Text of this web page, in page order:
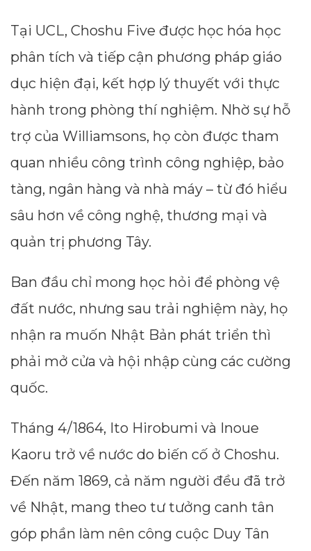
Tại UCL, Choshu Five được học hóa học
phân tích và tiếp cận phương pháp giáo
dục hiện đại, kết hợp lý thuyết với thực
hành trong phòng thí nghiệm. Nhờ sự hỗ
trợ của Williamsons, họ còn được tham
quan nhiều công trình công nghiệp, bảo
tàng, ngân hàng và nhà máy – từ đó hiểu
sâu hơn về công nghệ, thương mại và
quản trị phương Tây.
Ban đầu chỉ mong học hỏi để phòng vệ
đất nước, nhưng sau trải nghiệm này, họ
nhận ra muốn Nhật Bản phát triển thì
phải mở cửa và hội nhập cùng các cường
quốc.
Tháng 4/1864, Ito Hirobumi và Inoue
Kaoru trở về nước do biến cố ở Choshu.
Đến năm 1869, cả năm người đều đã trở
về Nhật, mang theo tư tưởng canh tân
góp phần làm nên công cuộc Duy Tân
--
Average CTR